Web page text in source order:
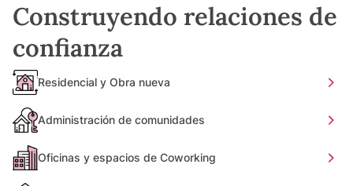
Construyendo relaciones de
confianza
Residencial y Obra nueva
Administración de comunidades
Oficinas y espacios de Coworking